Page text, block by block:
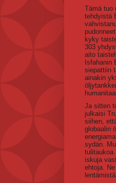
Tämä tuo
tehdyistä
kyky
303
aito
Isfahanin
siepattiin
ainakin
Ja sitten
julkaisi
siihen,
globaalin
sydän.
iskuja
ehtoja.
lentämistä.